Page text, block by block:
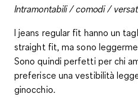
Intramontabili / comodi /
I jeans regular fit hanno un
straight fit, ma sono
Sono quindi perfetti per chi
preferisce una vestibilità
ginocchio.